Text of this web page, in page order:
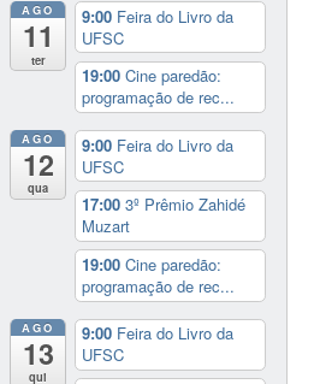
AGO
11
ter
9:00 Feira do Livro da
UFSC
19:00Cine paredão:
programação de rec...
AGO
12
qua
9:00 Feira do Livro da
UFSC
17:003º Prêmio Zahidé
Muzart
19:00Cine paredão:
programação de rec...
AGO
13
qui
9:00 Feira do Livro da
UFSC